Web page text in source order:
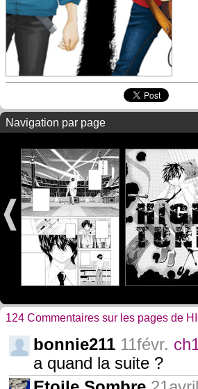
Navigation par page
124 Commentaires sur les pages de
bonnie211 11févr.
a quand la suite ?